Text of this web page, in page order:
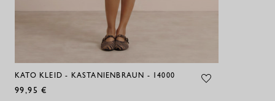
KATO KLEID - KASTANIENBRAUN - 14000
99,95 €